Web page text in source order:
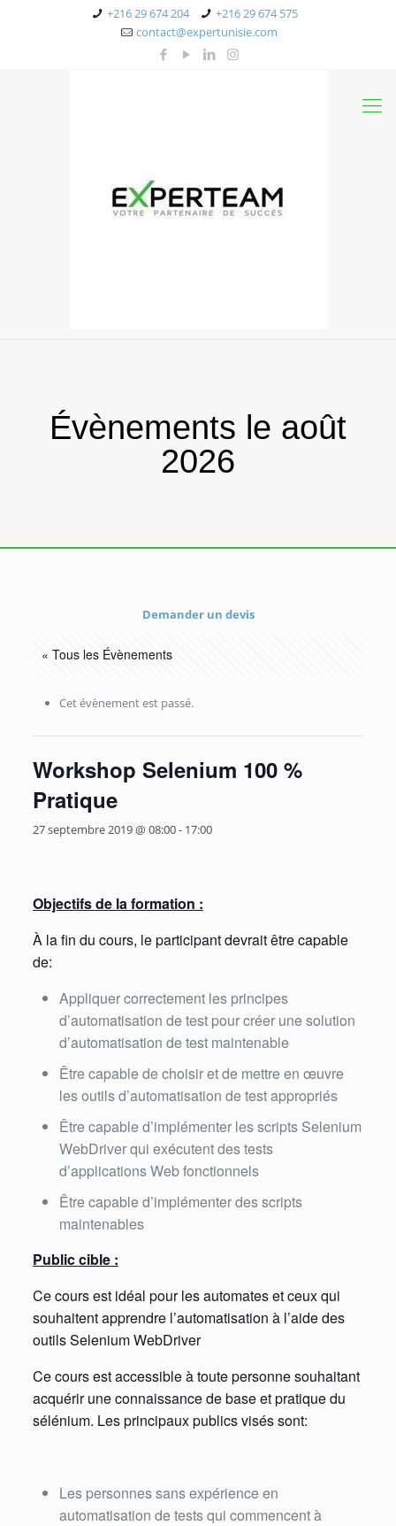
+216 29 674 204
+216 29 674 575
contact@expertunisie.com
Évènements le août
2026
Demander un devis
« Tous les Évènements
Cet évènement est passé.
Workshop Selenium 100 %
Pratique
27 septembre 2019 @ 08:00- 17:00
Objectifs de la formation :
À la fin du cours, le participant devrait être capable
de:
Appliquer correctement les principes
d’automatisation de test pour créer une solution
d’automatisation de test maintenable
Être capable de choisir et de mettre en œuvre
les outils d’automatisation de test appropriés
Être capable d’implémenter les scripts Selenium
WebDriver qui exécutent des tests
d’applications Web fonctionnels
Être capable d’implémenter des scripts
maintenables
Public cible :
Ce cours est idéal pour les automates et ceux qui
souhaitent apprendre l’automatisation à l’aide des
outils Selenium WebDriver
Ce cours est accessible à toute personne souhaitant
acquérir une connaissance de base et pratique du
sélénium. Les principaux publics visés sont:
Les personnes sans expérience en
automatisation de tests qui commencent à